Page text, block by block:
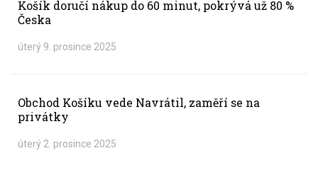
Košík doručí nákup do 60 minut, pokrývá už 80 %
Česka
úterý 9. prosince 2025
Obchod Košíku vede Navrátil, zaměří se na
privátky
úterý 2. prosince 2025